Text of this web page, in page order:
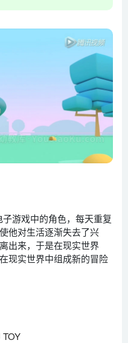
游戏中的角色，每天重复
他对生活逐渐失去了兴
出来，于是在现实世界
现实世界中组成新的冒险